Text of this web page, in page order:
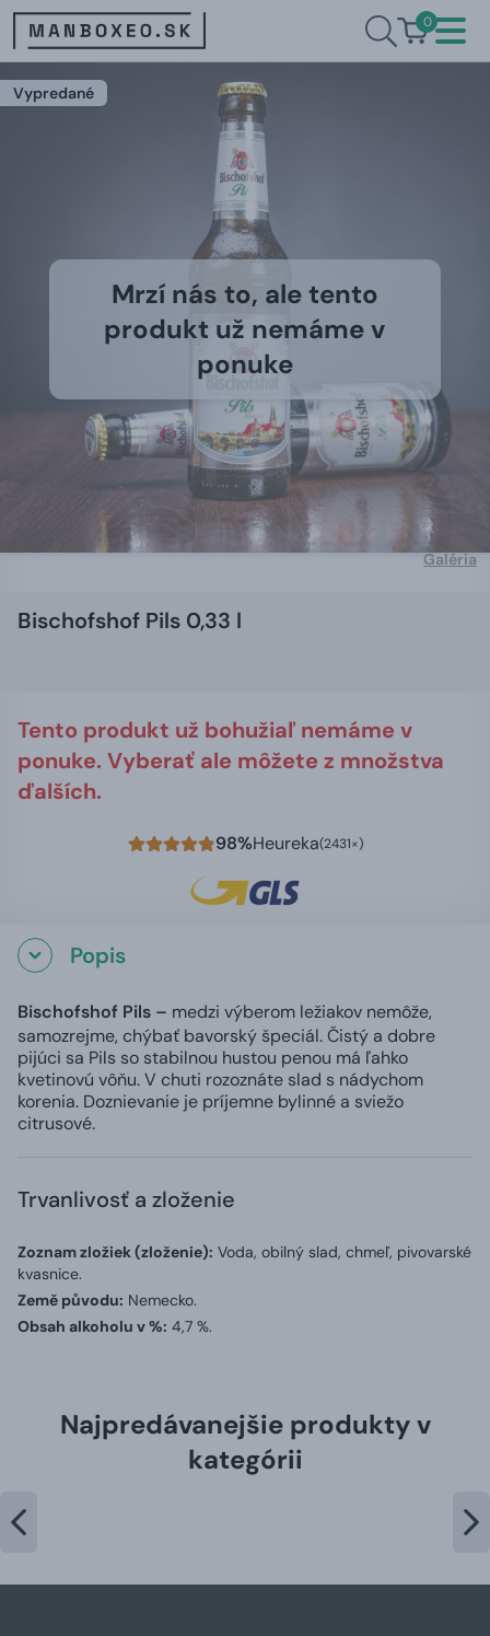
0
Vypredané
Mrzí nás to, ale tento
produkt už nemáme v
ponuke
Galéria
Bischofshof Pils 0,33 l
Tento produkt už bohužiaľ nemáme v
ponuke. Vyberať ale môžete z množstva
ďalších.
98%Heureka(2431×)
Popis
Bischofshof Pils – medzi výberom ležiakov nemôže,
samozrejme, chýbať bavorský špeciál. Čistý a dobre
pijúci sa Pils so stabilnou hustou penou má ľahko
kvetinovú vôňu. V chuti rozoznáte slad s nádychom
korenia. Doznievanie je príjemne bylinné a sviežo
citrusové.
Trvanlivosť a zloženie
Zoznam zložiek (zloženie): Voda, obilný slad, chmeľ, pivovarské
kvasnice.
Země původu: Nemecko.
Obsah alkoholu v %: 4,7 %.
Najpredávanejšie produkty v
kategórii